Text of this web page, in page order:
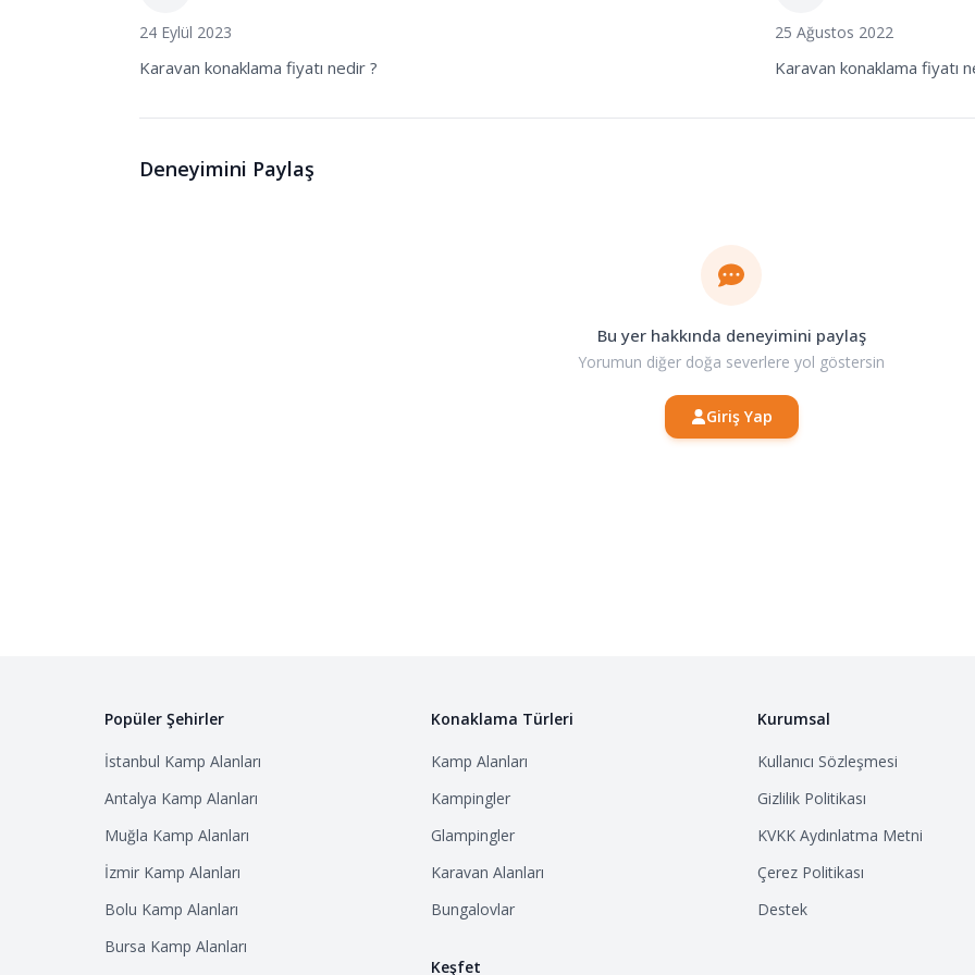
24 Eylül 2023
Karavan konaklama fiyatı nedir ?
25 Ağustos 2022
Karavan konaklama fiyatı
Deneyimini Paylaş
Bu yer hakkında deneyimini paylaş
Yorumun diğer doğa severlere yol göstersin
Giriş Yap
Popüler Şehirler
İstanbul Kamp Alanları
Antalya Kamp Alanları
Muğla Kamp Alanları
İzmir Kamp Alanları
Bolu Kamp Alanları
Bursa Kamp Alanları
Konaklama Türleri
Kamp Alanları
Kampingler
Glampingler
Karavan Alanları
Bungalovlar
Keşfet
Kurumsal
Kullanıcı Sözleşmesi
Gizlilik Politikası
KVKK Aydınlatma Metni
Çerez Politikası
Destek